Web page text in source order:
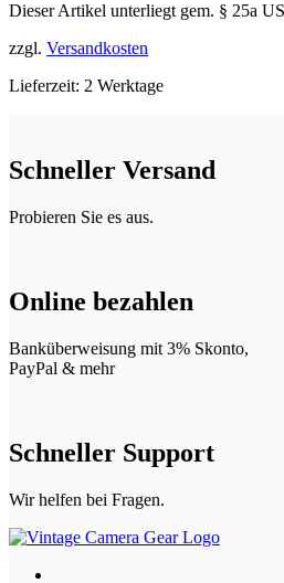
Dieser Artikel unterliegt gem. § 25a
zzgl. Versandkosten
Lieferzeit: 2 Werktage
Schneller Versand
Probieren Sie es aus.
Online bezahlen
Banküberweisung mit 3% Skonto,
PayPal & mehr
Schneller Support
Wir helfen bei Fragen.